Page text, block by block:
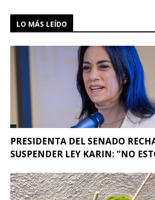
LO MÁS LEÍDO
PRESIDENTA DEL SENADO
SUSPENDER LEY KARIN: “NO